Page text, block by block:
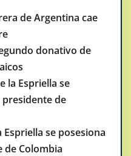
de Argentina cae
donativo de
la Espriella se
de
se posesiona
de Colombia